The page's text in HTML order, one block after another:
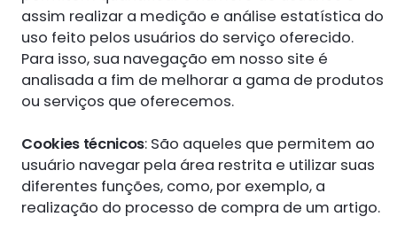
assim realizar a medição e análise estatística do
uso feito pelos usuários do serviço oferecido.
Para isso, sua navegação em nosso site é
analisada a fim de melhorar a gama de produtos
ou serviços que oferecemos.
Cookies técnicos: São aqueles que permitem ao
usuário navegar pela área restrita e utilizar suas
diferentes funções, como, por exemplo, a
realização do processo de compra de um artigo.